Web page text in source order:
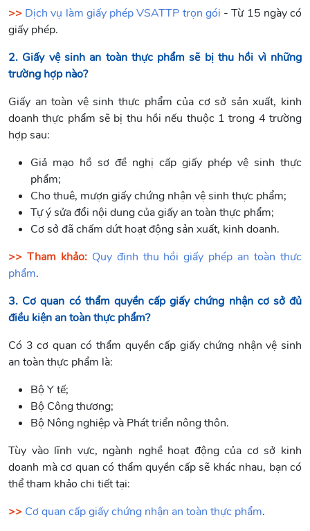
>> Dịch vụ làm giấy phép VSATTP trọn gói - Từ 15 ngày có
giấy phép.
2. Giấy vệ sinh an toàn thực phẩm sẽ bị thu hồi vì những
trường hợp nào?
Giấy an toàn vệ sinh thực phẩm của cơ sở sản xuất, kinh
doanh thực phẩm sẽ bị thu hồi nếu thuộc 1 trong 4 trường
hợp sau:
Giả mạo hồ sơ đề nghị cấp giấy phép vệ sinh thực
phẩm;
Cho thuê, mượn giấy chứng nhận vệ sinh thực phẩm;
Tự ý sửa đổi nội dung của giấy an toàn thực phẩm;
Cơ sở đã chấm dứt hoạt động sản xuất, kinh doanh.
>> Tham khảo: Quy định thu hồi giấy phép an toàn thực
phẩm.
3. Cơ quan có thẩm quyền cấp giấy chứng nhận cơ sở đủ
điều kiện an toàn thực phẩm?
Có 3 cơ quan có thẩm quyền cấp giấy chứng nhận vệ sinh
an toàn thực phẩm là:
Bộ Y tế;
Bộ Công thương;
Bộ Nông nghiệp và Phát triển nông thôn.
Tùy vào lĩnh vực, ngành nghề hoạt động của cơ sở kinh
doanh mà cơ quan có thẩm quyền cấp sẽ khác nhau, bạn có
thể tham khảo chi tiết tại:
>> Cơ quan cấp giấy chứng nhận an toàn thực phẩm.